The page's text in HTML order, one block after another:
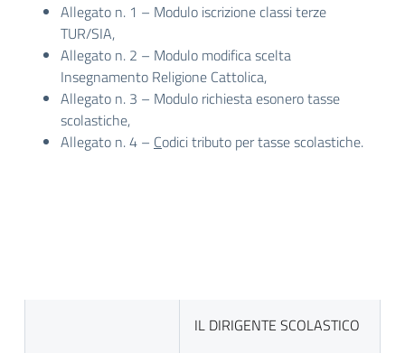
Allegato n. 1 – Modulo iscrizione classi terze
TUR/SIA,
Allegato n. 2 – Modulo modifica scelta
Insegnamento Religione Cattolica,
Allegato n. 3 – Modulo richiesta esonero tasse
scolastiche,
Allegato n. 4 – Codici tributo per tasse scolastiche.
IL DIRIGENTE SCOLASTICO